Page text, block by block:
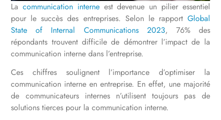
Lacommunication interneest devenue un pilier essentiel
pour le succès des entreprises. Selon le rapport Global
State of Internal Communications 2023, 76% des
répondants trouvent difficile de démontrer l’impact de la
communication interne dans l’entreprise.
Ces chiffres soulignent l’importance d’optimiser la
communication interne en entreprise. En effet, une majorité
de communicateurs internes n’utilisent toujours pas de
solutions tierces pour la communication interne.